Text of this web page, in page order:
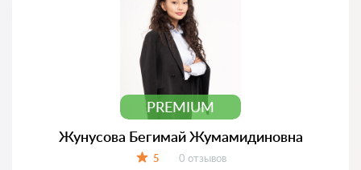
PREMIUM
Жунусова Бегимай Жумамидиновна
5 Отзывов:
0 отзывов